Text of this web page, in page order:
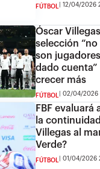
FÚTBOL 12/04/2026
Óscar
selección
son
dado cuenta”
crecer más
FÚTBOL 02/04/2026
FBF evaluará
la
Villegas al
Verde?
FÚTBOL 01/04/2026